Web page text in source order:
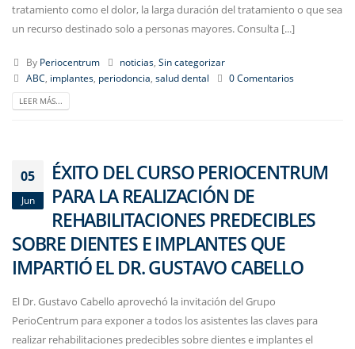
tratamiento como el dolor, la larga duración del tratamiento o que sea
un recurso destinado solo a personas mayores. Consulta [...]
By Periocentrum noticias ,Sin categorizar
ABC implantes, periodoncia salud dental 0 Comentarios
LEER MÁS...
05
Jun
ÉXITO DEL CURSO PERIOCENTRUM
PARA LA REALIZACIÓN DE
REHABILITACIONES PREDECIBLES
SOBRE DIENTES E IMPLANTES QUE
IMPARTIÓ EL DR. GUSTAVO CABELLO
El Dr. Gustavo Cabello aprovechó la invitación del Grupo
PerioCentrum para exponer a todos los asistentes las claves para
realizar rehabilitaciones predecibles sobre dientes e implantes el